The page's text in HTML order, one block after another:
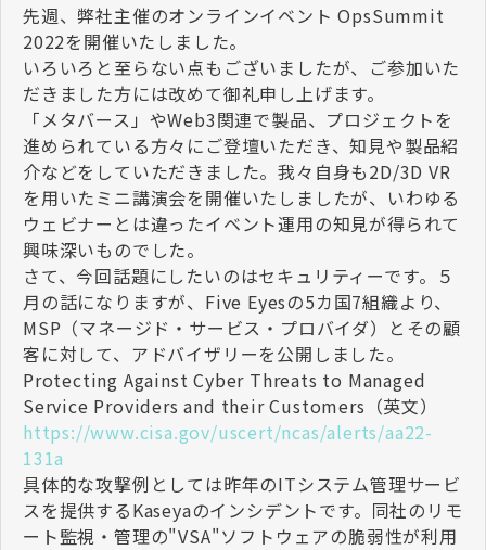
先週、弊社主催のオンラインイベント OpsSummit
2022を開催いたしました。
いろいろと至らない点もございましたが、ご参加いた
だきました方には改めて御礼申し上げます。
「メタバース」やWeb3関連で製品、プロジェクトを
進められている方々にご登壇いただき、知見や製品紹
介などをしていただきました。我々自身も2D/3D VR
を用いたミニ講演会を開催いたしましたが、いわゆる
ウェビナーとは違ったイベント運用の知見が得られて
興味深いものでした。
さて、今回話題にしたいのはセキュリティーです。５
月の話になりますが、Five Eyesの5カ国7組織より、
MSP（マネージド・サービス・プロバイダ）とその顧
客に対して、アドバイザリーを公開しました。
Protecting Against Cyber Threats to Managed
Service Providers and their Customers（英文）
https://www.cisa.gov/uscert/ncas/alerts/aa22-
131a
具体的な攻撃例としては昨年のITシステム管理サービ
スを提供するKaseyaのインシデントです。同社のリモ
ート監視・管理の"VSA"ソフトウェアの脆弱性が利用